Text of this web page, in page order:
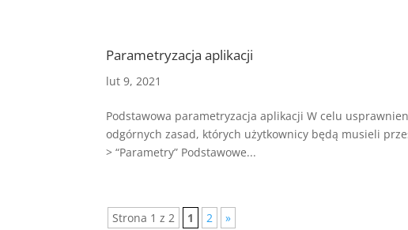
Parametryzacja aplikacji
lut 9, 2021
Podstawowa parametryzacja aplikacji W celu
odgórnych zasad, których użytkownicy będą musieli
> “Parametry” Podstawowe...
Strona 1 z 2 1 2 »